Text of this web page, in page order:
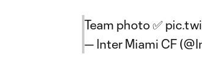
Team photo ✅
— Inter Miami CF